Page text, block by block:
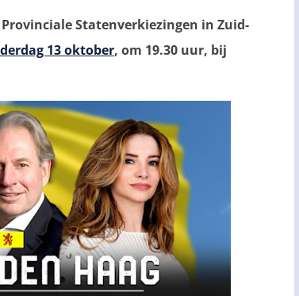
Statenverkiezingen in Zuid-
13 oktober, om 19.30 uur, bij